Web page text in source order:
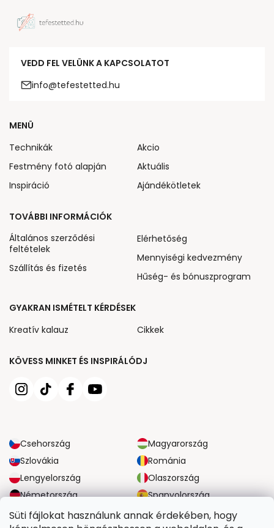
Süti fájlokat használunk annak érdekében, hogy
VEDD FEL VELÜNK A KAPCSOLATOT
info@tefestetted.hu
KÖVESS MINKET ÉS INSPIRÁLÓDJ
Csehország
Magyarország
Szlovákia
Románia
Lengyelország
Olaszország
Németország
Spanyolország
Nagy-Britannia
Ausztria
MENÜ
Technikák
Festmény fotó alapján
Inspiráció
Akcio
Aktuális
Ajándékötletek
TOVÁBBI INFORMÁCIÓK
Általános szerződési
feltételek
Szállítás és fizetés
Elérhetőség
Mennyiségi kedvezmény
Hűség- és bónuszprogram
GYAKRAN ISMÉTELT KÉRDÉSEK
Kreatív kalauz
Cikkek